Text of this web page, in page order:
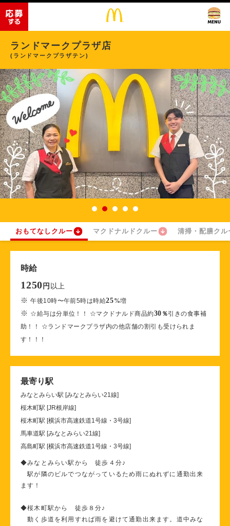
ランドマークプラザ店
(ランドマークプラザテン)
おもてなしクルー マクドナルドクルー 清掃・配膳クル
時給
1250 円 以上
※午後10時〜午前5時は時給25%増
※ ☆給与は分単位！！ ☆マクドナルド商品約30 ％引きの食事補
助！！ ☆ランドマークプラザ内の他店舗の割引も受けられま
す！！！
最寄り駅
みなとみらい駅 [みなとみらい21線]
桜木町駅 [JR根岸線]
桜木町駅 [横浜市高速鉄道1号線・3号線]
馬車道駅 [みなとみらい21線]
高島町駅 [横浜市高速鉄道1号線・3号線]
◆みなとみらい駅から 徒歩４分♪
駅が隣のビルでつながっているため雨にぬれずに通勤出来
ます！
◆桜木町駅から 徒歩８分♪
動く歩道を利用すれば雨を避けて通勤出来ます。道中みな